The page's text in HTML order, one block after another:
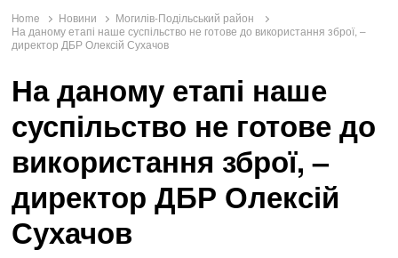
Home Новини
Могилів-Подільський район
На даному етапі наше суспільство не готове до використання зброї, –
директор ДБР Олексій Сухачов
На даному етапі наше
суспільство не готове до
використання зброї, –
директор ДБР Олексій
Сухачов